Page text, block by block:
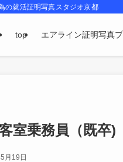
の就活証明写真スタジオ京都
top エアライン証明写真
室乗務員（既卒)
月19日